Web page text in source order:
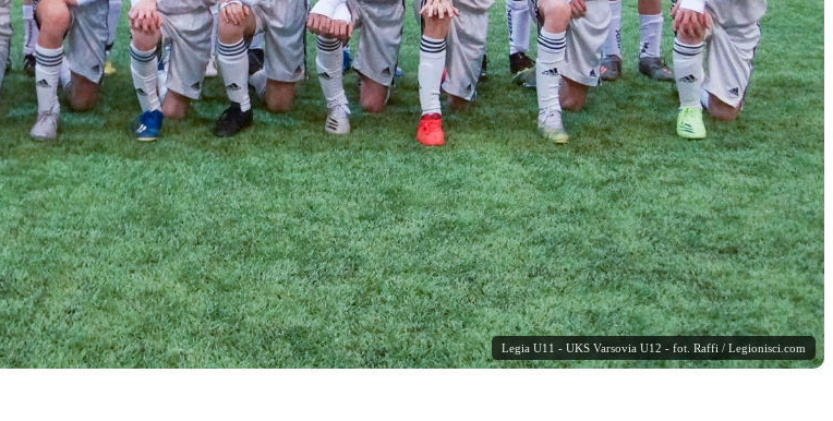
Legia U11 - UKS Varsovia U12 - fot. Raffi / Legionisci.com